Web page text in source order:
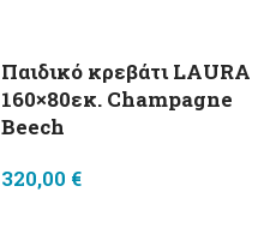
Παιδικό κρεβάτι LAURA
160×80εκ. Champagne
Beech
320,00 €